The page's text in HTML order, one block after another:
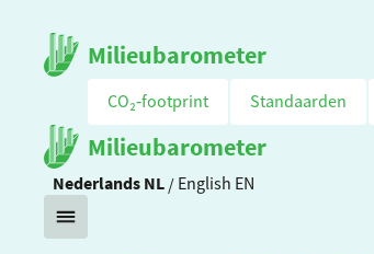
Milieubarometer
CO₂‑footprint Standaarden
Milieubarometer
Nederlands NL / English EN